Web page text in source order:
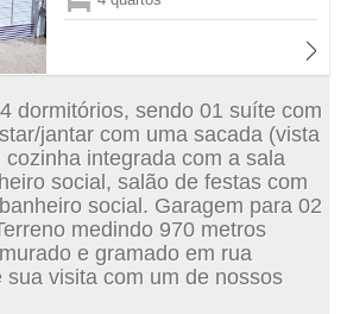
dormitórios, sendo 01 suíte com
jantar com uma sacada (vista
cozinha integrada com a sala
social, salão de festas com
social. Garagem para 02
medindo 970 metros
e gramado em rua
sua visita com um de nossos